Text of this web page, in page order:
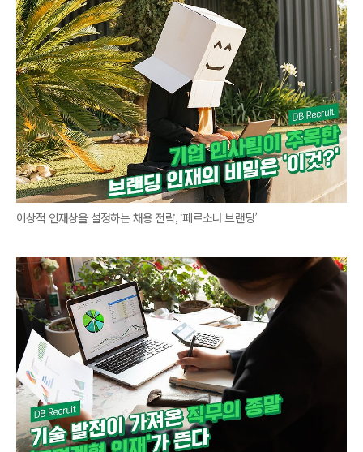
이상적 인재상을 설정하는 채용 전략, ‘페르소나 브랜딩’